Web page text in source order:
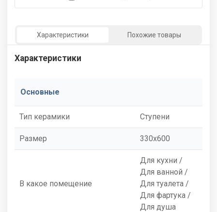
Характеристики Похожие товары
Характеристики
Основные
Тип керамики Ступени
Размер 330x600
В какое помещение
Для кухни /
Для ванной /
Для туалета /
Для фартука /
Для душа